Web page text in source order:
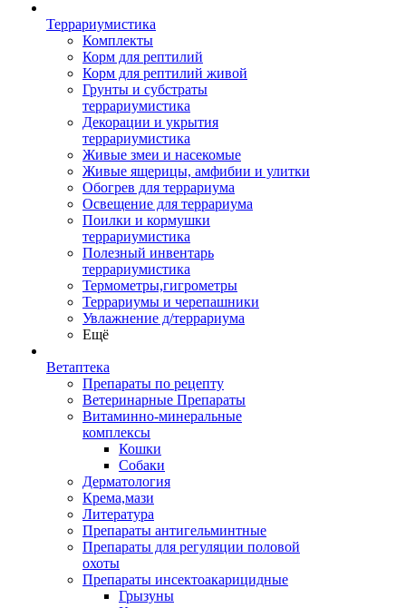
Террариумистика
Комплекты
Корм для рептилий
Корм для рептилий живой
Грунты и субстраты
террариумистика
Декорации и укрытия
террариумистика
Живые змеи и насекомые
Живые ящерицы, амфибии и улитки
Обогрев для террариума
Освещение для террариума
Поилки и кормушки
террариумистика
Полезный инвентарь
террариумистика
Термометры,гигрометры
Террариумы и черепашники
Увлажнение д/террариума
Ещё
Ветаптека
Препараты по рецепту
Ветеринарные Препараты
Витаминно-минеральные
комплексы
Кошки
Собаки
Дерматология
Крема,мази
Литература
Препараты антигельминтные
Препараты для регуляции половой
охоты
Препараты инсектоакарицидные
Грызуны